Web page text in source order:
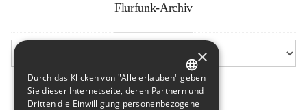
Flurfunk-Archiv
GERMAN
×
Durch das Klicken von "Alle erlauben" geben
Sie dieser Internetseite, deren Partnern und
Dritten die Einwilligung personenbezogene